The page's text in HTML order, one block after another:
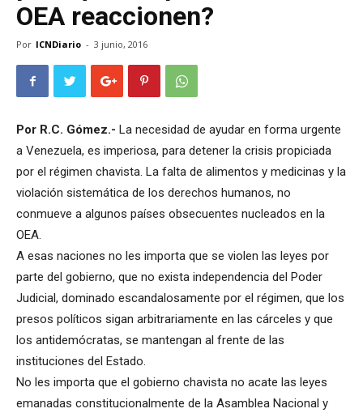
OEA reaccionen?
Por ICNDiario - 3 junio, 2016
Por R.C. Gómez.- La necesidad de ayudar en forma urgente
a Venezuela, es imperiosa, para detener la crisis propiciada
por el régimen chavista. La falta de alimentos y medicinas y la
violación sistemática de los derechos humanos, no
conmueve a algunos países obsecuentes nucleados en la
OEA.
A esas naciones no les importa que se violen las leyes por
parte del gobierno, que no exista independencia del Poder
Judicial, dominado escandalosamente por el régimen, que los
presos políticos sigan arbitrariamente en las cárceles y que
los antidemócratas, se mantengan al frente de las
instituciones del Estado.
No les importa que el gobierno chavista no acate las leyes
emanadas constitucionalmente de la Asamblea Nacional y